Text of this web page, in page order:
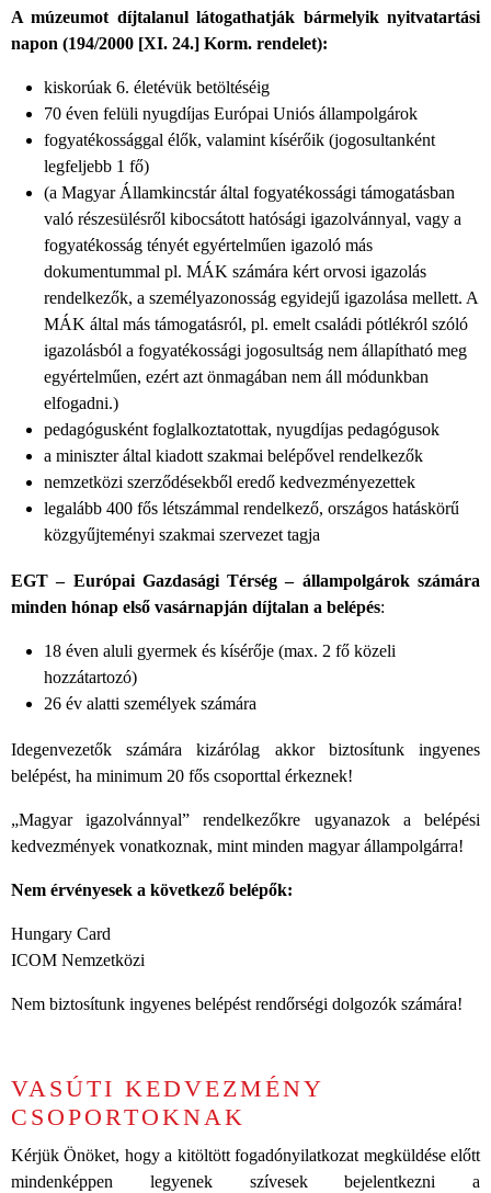
A múzeumot díjtalanul látogathatják bármelyik nyitvatartási
napon (194/2000 [XI. 24.] Korm. rendelet):
kiskorúak 6. életévük betöltéséig
70 éven felüli nyugdíjas Európai Uniós állampolgárok
fogyatékossággal élők, valamint kísérőik (jogosultanként
legfeljebb 1 fő)
(a Magyar Államkincstár által fogyatékossági támogatásban
való részesülésről kibocsátott hatósági igazolvánnyal, vagy a
fogyatékosság tényét egyértelműen igazoló más
dokumentummal pl. MÁK számára kért orvosi igazolás
rendelkezők, a személyazonosság egyidejű igazolása mellett. A
MÁK által más támogatásról, pl. emelt családi pótlékról szóló
igazolásból a fogyatékossági jogosultság nem állapítható meg
egyértelműen, ezért azt önmagában nem áll módunkban
elfogadni.)
pedagógusként foglalkoztatottak, nyugdíjas pedagógusok
a miniszter által kiadott szakmai belépővel rendelkezők
nemzetközi szerződésekből eredő kedvezményezettek
legalább 400 fős létszámmal rendelkező, országos hatáskörű
közgyűjteményi szakmai szervezet tagja
EGT – Európai Gazdasági Térség – állampolgárok számára
minden hónap első vasárnapján díjtalan a belépés:
18 éven aluli gyermek és kísérője (max. 2 fő közeli
hozzátartozó)
26 év alatti személyek számára
Idegenvezetők számára kizárólag akkor biztosítunk ingyenes
belépést, ha minimum 20 fős csoporttal érkeznek!
„Magyar igazolvánnyal” rendelkezőkre ugyanazok a belépési
kedvezmények vonatkoznak, mint minden magyar állampolgárra!
Nem érvényesek a következő belépők:
Hungary Card
ICOM Nemzetközi
Nem biztosítunk ingyenes belépést rendőrségi dolgozók számára!
VASÚTI KEDVEZMÉNY
CSOPORTOKNAK
Kérjük Önöket, hogy a kitöltött fogadónyilatkozat megküldése előtt
mindenképpen legyenek szívesek bejelentkezni a